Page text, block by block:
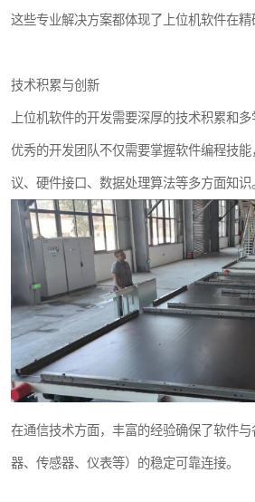
这些专业解决方案都体现了上位机软件在精
技术积累与创新
上位机软件的开发需要深厚的技术积累和多
优秀的开发团队不仅需要掌握软件编程技
议、硬件接口、数据处理算法等多方面知识
在通信技术方面，丰富的经验确保了软件与
器、传感器、仪表等）的稳定可靠连接。